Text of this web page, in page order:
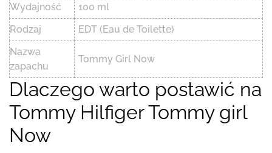
Wydajność
100 ml
Rodzaj
EDT (Eau de Toilette)
Nazwa
zapachu
Tommy Girl Now
Dlaczego warto postawić na
Tommy Hilfiger Tommy girl
Now